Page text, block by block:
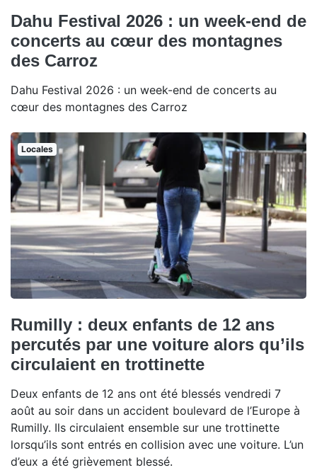
Dahu Festival 2026 : un week-end de
concerts au cœur des montagnes
des Carroz
Dahu Festival 2026 : un week-end de concerts au
cœur des montagnes des Carroz
Locales
Rumilly : deux enfants de 12 ans
percutés par une voiture alors qu’ils
circulaient en trottinette
Deux enfants de 12 ans ont été blessés vendredi 7
août au soir dans un accident boulevard de l’Europe à
Rumilly. Ils circulaient ensemble sur une trottinette
lorsqu’ils sont entrés en collision avec une voiture. L’un
d’eux a été grièvement blessé.